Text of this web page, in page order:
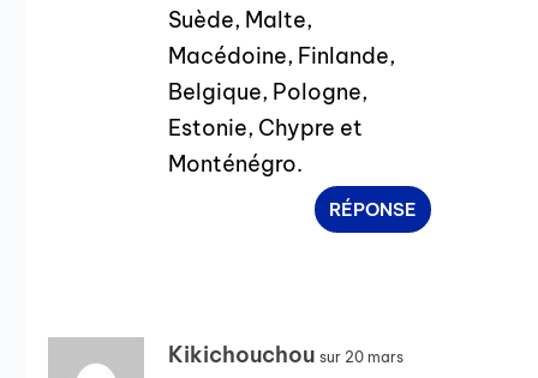
Suède, Malte,
Macédoine, Finlande,
Belgique, Pologne,
Estonie, Chypre et
Monténégro.
RÉPONSE
Kikichouchou sur 20 mars